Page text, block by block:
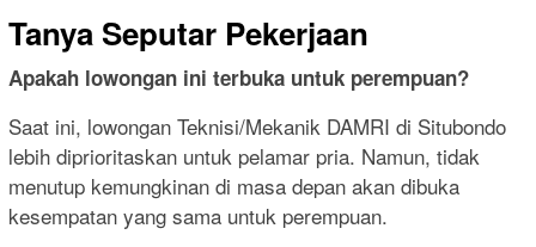
Tanya Seputar Pekerjaan
Apakah lowongan ini terbuka untuk perempuan?
Saat ini, lowongan Teknisi/Mekanik DAMRI di Situbondo
lebih diprioritaskan untuk pelamar pria. Namun, tidak
menutup kemungkinan di masa depan akan dibuka
kesempatan yang sama untuk perempuan.